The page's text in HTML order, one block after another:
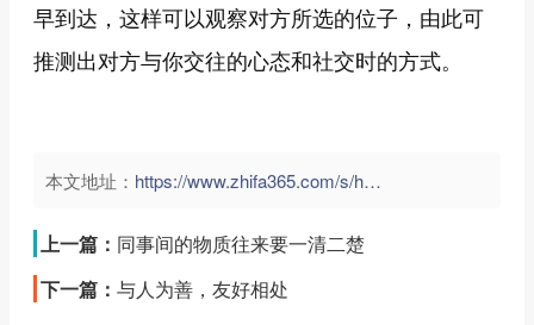
早到达，这样可以观察对方所选的位子，由此可
推测出对方与你交往的心态和社交时的方式。
本文地址： https://www.zhifa365.com/s/hSpYdRmutLcW4se9">
上一篇： 同事间的物质往来要一清二楚
下一篇： 与人为善，友好相处